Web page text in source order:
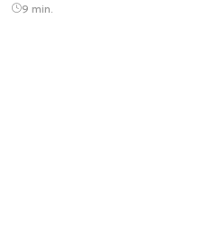
9 min.